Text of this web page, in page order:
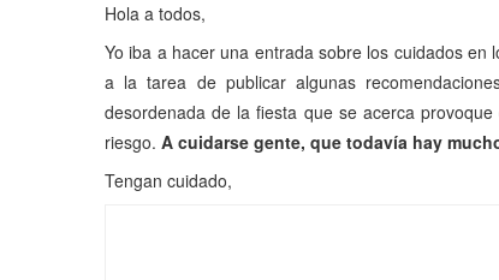
Hola a todos,
Yo iba a hacer una entrada sobre los cuidados en
a la tarea de publicar algunas
desordenada de la fiesta que se acerca
riesgo. A cuidarse gente, que todavía hay
Tengan cuidado,